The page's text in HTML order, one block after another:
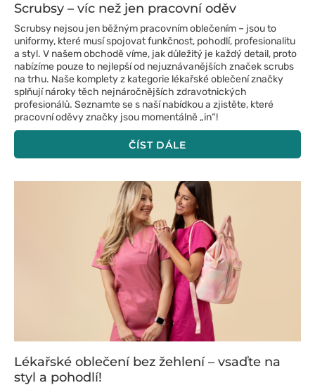
Scrubsy – víc než jen pracovní oděv
Scrubsy nejsou jen běžným pracovním oblečením – jsou to
uniformy, které musí spojovat funkčnost, pohodlí, profesionalitu
a styl. V našem obchodě víme, jak důležitý je každý detail, proto
nabízíme pouze to nejlepší od nejuznávanějších značek scrubs
na trhu. Naše komplety z kategorie lékařské oblečení značky
splňují nároky těch nejnáročnějších zdravotnických
profesionálů. Seznamte se s naší nabídkou a zjistěte, které
pracovní oděvy značky jsou momentálně „in“!
ČÍST DÁLE
Lékařské oblečení bez žehlení – vsaďte na
styl a pohodlí!